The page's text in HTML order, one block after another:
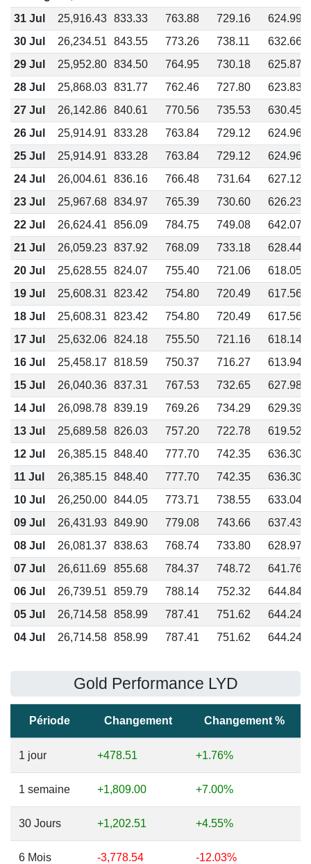
31 Jul
25,916.43 833.33 763.88 729.16
624.99
30 Jul
26,234.51 843.55 773.26 738.11
632.66
29 Jul
25,952.80 834.50 764.95 730.18
625.87
28 Jul
25,868.03 831.77 762.46 727.80
623.83
27 Jul
26,142.86 840.61 770.56 735.53
630.45
26 Jul
25,914.91 833.28 763.84 729.12
624.96
25 Jul
25,914.91 833.28 763.84 729.12
624.96
24 Jul
26,004.61 836.16 766.48 731.64
627.12
23 Jul
25,967.68 834.97 765.39 730.60
626.23
22 Jul
26,624.41 856.09 784.75 749.08
642.07
21 Jul
26,059.23 837.92 768.09 733.18
628.44
20 Jul
25,628.55 824.07 755.40 721.06
618.05
19 Jul
25,608.31 823.42 754.80 720.49
617.56
18 Jul
25,608.31 823.42 754.80 720.49
617.56
17 Jul
25,632.06 824.18 755.50 721.16
618.14
16 Jul
25,458.17 818.59 750.37 716.27
613.94
15 Jul
26,040.36 837.31 767.53 732.65
627.98
14 Jul
26,098.78 839.19 769.26 734.29
629.39
13 Jul
25,689.58 826.03 757.20 722.78
619.52
12 Jul
26,385.15 848.40 777.70 742.35
636.30
11 Jul
26,385.15 848.40 777.70 742.35
636.30
10 Jul
26,250.00 844.05 773.71 738.55
633.04
09 Jul
26,431.93 849.90 779.08 743.66
637.43
08 Jul
26,081.37 838.63 768.74 733.80
628.97
07 Jul
26,611.69 855.68 784.37 748.72
641.76
06 Jul
26,739.51 859.79 788.14 752.32
644.84
05 Jul
26,714.58 858.99 787.41 751.62
644.24
04 Jul
26,714.58 858.99 787.41 751.62 644.24
Gold Performance LYD
Période Changement Changement %
1 jour +478.51 +1.76%
1 semaine +1,809.00 +7.00%
30 Jours +1,202.51 +4.55%
6 Mois -3,778.54 -12.03%